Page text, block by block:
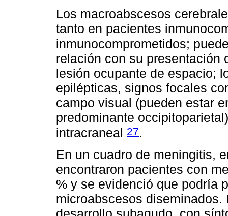
Los macroabscesos
tanto en pacientes
inmunocomprometidos;
relación con su presentación
lesión ocupante de espacio;
epilépticas, signos focales
campo visual (pueden estar
predominante
intracraneal
27.
En un cuadro de meningitis,
encontraron pacientes con
% y se evidenció que podría
microabscesos